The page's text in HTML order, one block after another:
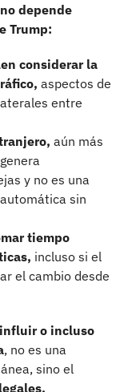
depende
Trump:
considerar la
aspectos de
entre
aún más
y no es una
sin
tiempo
incluso si el
el cambio desde
o incluso
, no es una
sino el